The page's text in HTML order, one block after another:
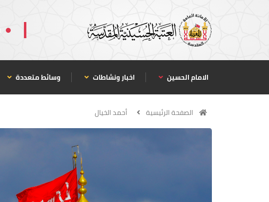
الامام الحسين اخبار ونشاطات وسائط متعددة
الصفحة الرئيسية أحمد الخيال